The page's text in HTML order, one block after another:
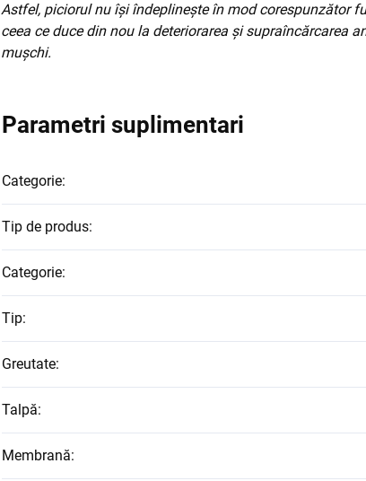
Astfel, piciorul nu își îndeplinește în mod corespunzător
ceea ce duce din nou la deteriorarea și supraîncărcarea
mușchi.
Parametri suplimentari
Categorie:
Tip de produs:
Categorie:
Tip:
Greutate:
Talpă:
Membrană: